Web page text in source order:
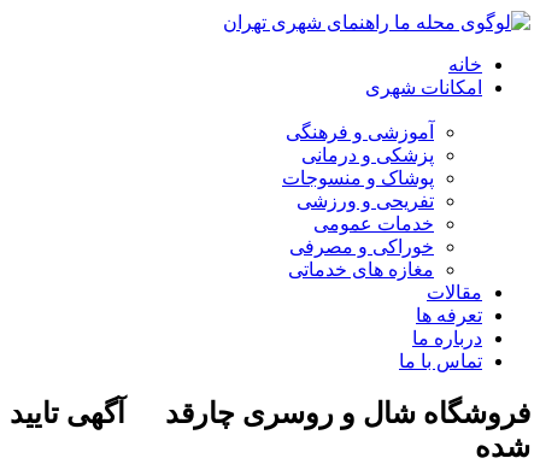
خانه
امکانات شهری
آموزشی و فرهنگی
پزشکی و درمانی
پوشاک و منسوجات
تفریحی و ورزشی
خدمات عمومی
خوراکی و مصرفی
مغازه های خدماتی
مقالات
تعرفه ها
درباره ما
تماس با ما
فروشگاه شال و روسری چارقد
آگهی تایید
شده